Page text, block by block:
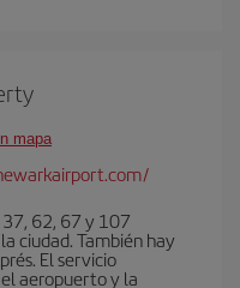
mapa
37, 62, 67 y 107
ciudad. También hay
El servicio
aeropuerto y la